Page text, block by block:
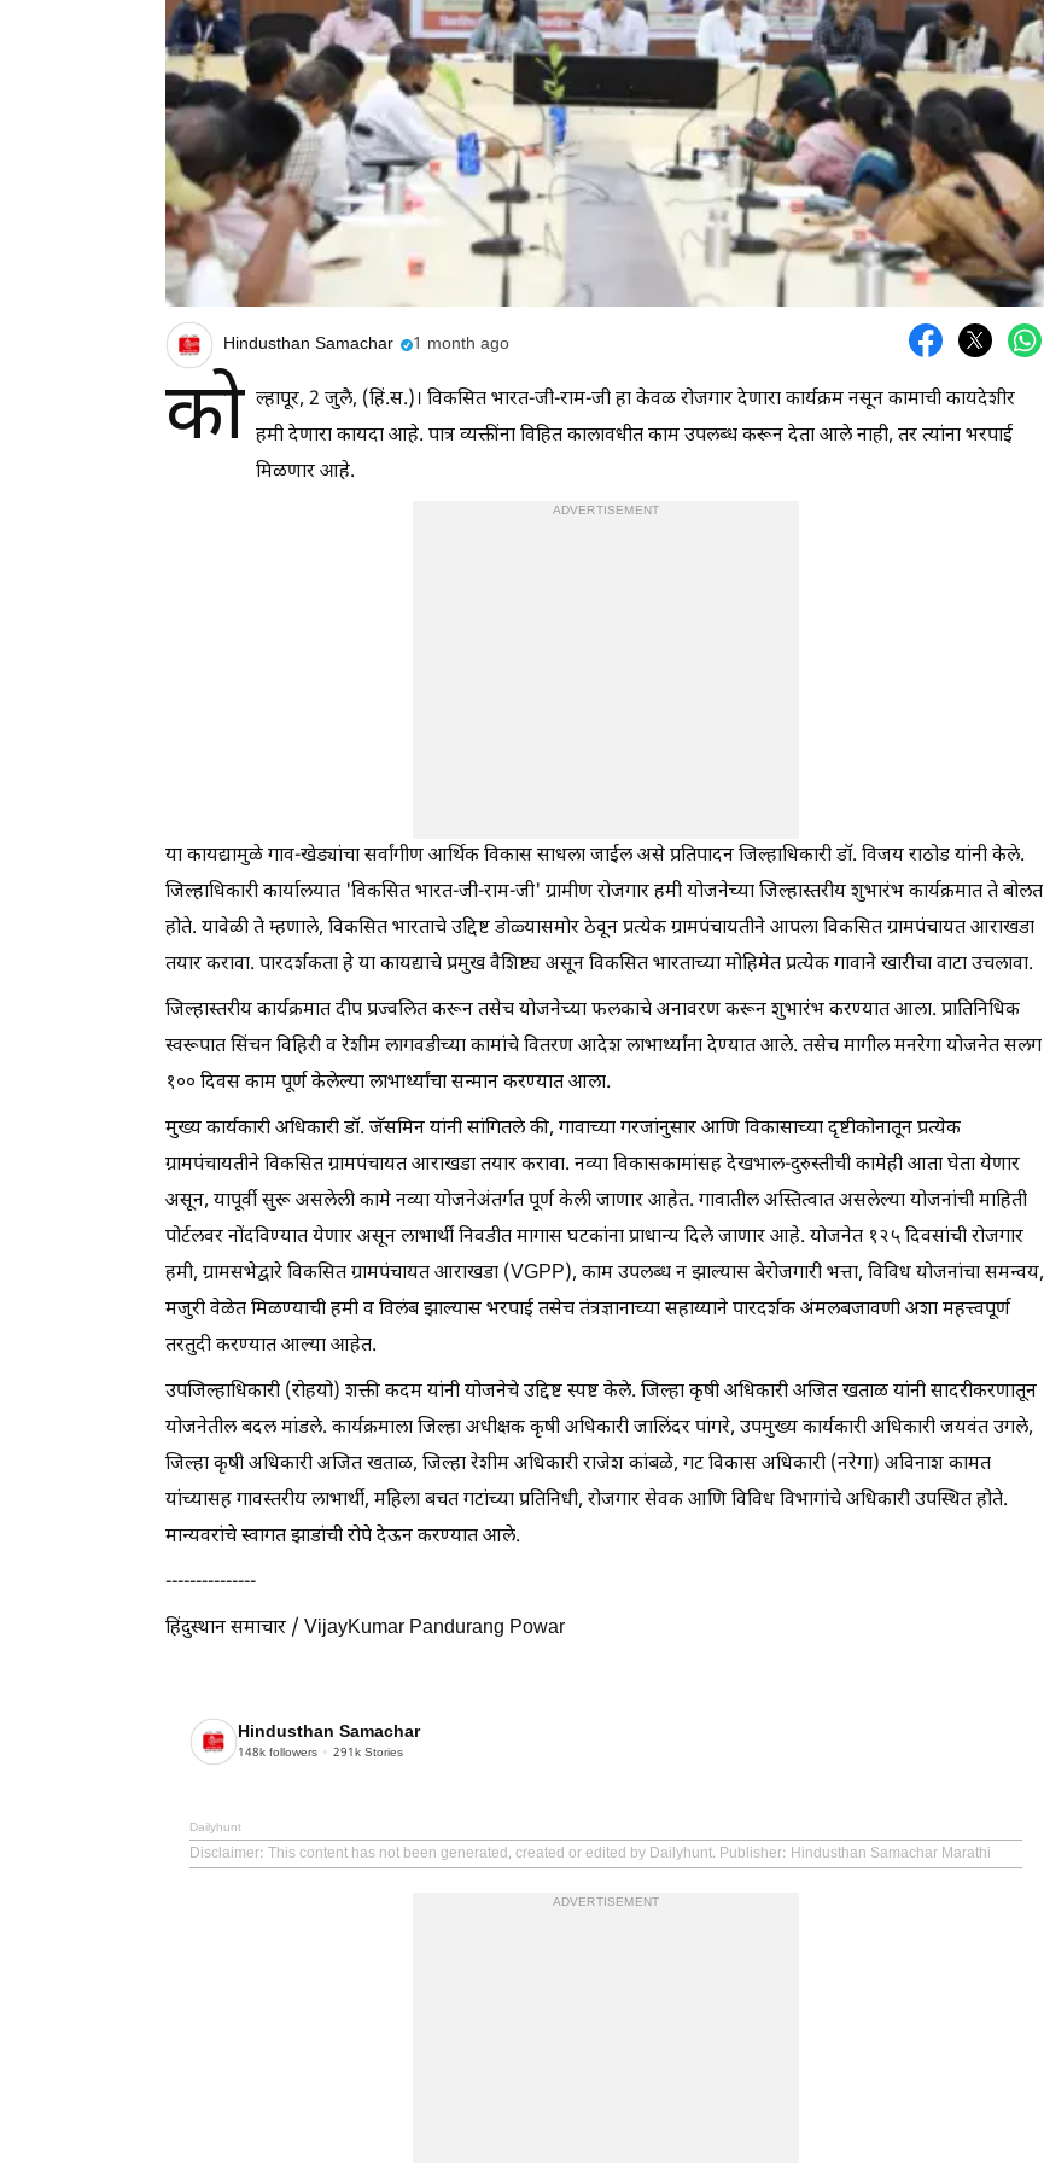
Hindusthan Samachar 1 month ago
को ल्हापूर, 2 जुलै, (हिं.स.)। विकसित भारत-जी-राम-जी हा केवळ रोजगार देणारा कार्यक्रम नसून कामाची कायदेशीर
हमी देणारा कायदा आहे. पात्र व्यक्तींना विहित कालावधीत काम उपलब्ध करून देता आले नाही, तर त्यांना भरपाई
मिळणार आहे.
ADVERTISEMENT
या कायद्यामुळे गाव-खेड्यांचा सर्वांगीण आर्थिक विकास साधला जाईल असे प्रतिपादन जिल्हाधिकारी डॉ. विजय राठोड यांनी केले.
जिल्हाधिकारी कार्यालयात 'विकसित भारत-जी-राम-जी' ग्रामीण रोजगार हमी योजनेच्या जिल्हास्तरीय शुभारंभ कार्यक्रमात ते बोलत
होते. यावेळी ते म्हणाले, विकसित भारताचे उद्दिष्ट डोळ्यासमोर ठेवून प्रत्येक ग्रामपंचायतीने आपला विकसित ग्रामपंचायत आराखडा
तयार करावा. पारदर्शकता हे या कायद्याचे प्रमुख वैशिष्ट्य असून विकसित भारताच्या मोहिमेत प्रत्येक गावाने खारीचा वाटा उचलावा.
जिल्हास्तरीय कार्यक्रमात दीप प्रज्वलित करून तसेच योजनेच्या फलकाचे अनावरण करून शुभारंभ करण्यात आला. प्रातिनिधिक
स्वरूपात सिंचन विहिरी व रेशीम लागवडीच्या कामांचे वितरण आदेश लाभार्थ्यांना देण्यात आले. तसेच मागील मनरेगा योजनेत सलग
१०० दिवस काम पूर्ण केलेल्या लाभार्थ्यांचा सन्मान करण्यात आला.
मुख्य कार्यकारी अधिकारी डॉ. जॅसमिन यांनी सांगितले की, गावाच्या गरजांनुसार आणि विकासाच्या दृष्टीकोनातून प्रत्येक
ग्रामपंचायतीने विकसित ग्रामपंचायत आराखडा तयार करावा. नव्या विकासकामांसह देखभाल-दुरुस्तीची कामेही आता घेता येणार
असून, यापूर्वी सुरू असलेली कामे नव्या योजनेअंतर्गत पूर्ण केली जाणार आहेत. गावातील अस्तित्वात असलेल्या योजनांची माहिती
पोर्टलवर नोंदविण्यात येणार असून लाभार्थी निवडीत मागास घटकांना प्राधान्य दिले जाणार आहे. योजनेत १२५ दिवसांची रोजगार
हमी, ग्रामसभेद्वारे विकसित ग्रामपंचायत आराखडा (VGPP), काम उपलब्ध न झाल्यास बेरोजगारी भत्ता, विविध योजनांचा समन्वय,
मजुरी वेळेत मिळण्याची हमी व विलंब झाल्यास भरपाई तसेच तंत्रज्ञानाच्या सहाय्याने पारदर्शक अंमलबजावणी अशा महत्त्वपूर्ण
तरतुदी करण्यात आल्या आहेत.
उपजिल्हाधिकारी (रोहयो) शक्ती कदम यांनी योजनेचे उद्दिष्ट स्पष्ट केले. जिल्हा कृषी अधिकारी अजित खताळ यांनी सादरीकरणातून
योजनेतील बदल मांडले. कार्यक्रमाला जिल्हा अधीक्षक कृषी अधिकारी जालिंदर पांगरे, उपमुख्य कार्यकारी अधिकारी जयवंत उगले,
जिल्हा कृषी अधिकारी अजित खताळ, जिल्हा रेशीम अधिकारी राजेश कांबळे, गट विकास अधिकारी (नरेगा) अविनाश कामत
यांच्यासह गावस्तरीय लाभार्थी, महिला बचत गटांच्या प्रतिनिधी, रोजगार सेवक आणि विविध विभागांचे अधिकारी उपस्थित होते.
मान्यवरांचे स्वागत झाडांची रोपे देऊन करण्यात आले.
---------------
हिंदुस्थान समाचार / VijayKumar Pandurang Powar
Hindusthan Samachar
148k followers 291k Stories
Dailyhunt
Disclaimer: This content has not been generated, created or edited by Dailyhunt. Publisher: Hindusthan Samachar Marathi
ADVERTISEMENT